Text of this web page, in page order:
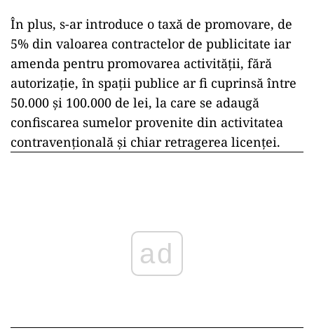
În plus, s-ar introduce o taxă de promovare, de
5% din valoarea contractelor de publicitate iar
amenda pentru promovarea activității, fără
autorizație, în spații publice ar fi cuprinsă între
50.000 și 100.000 de lei, la care se adaugă
confiscarea sumelor provenite din activitatea
contravențională și chiar retragerea licenței.
ad